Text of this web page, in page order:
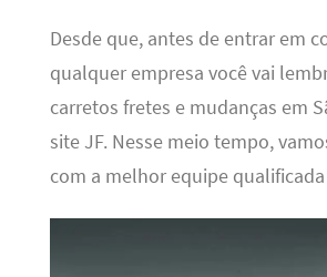
Desde que, antes de entrar em
qualquer empresa você vai
carretos fretes e mudanças em
site JF. Nesse meio tempo,
com a melhor equipe